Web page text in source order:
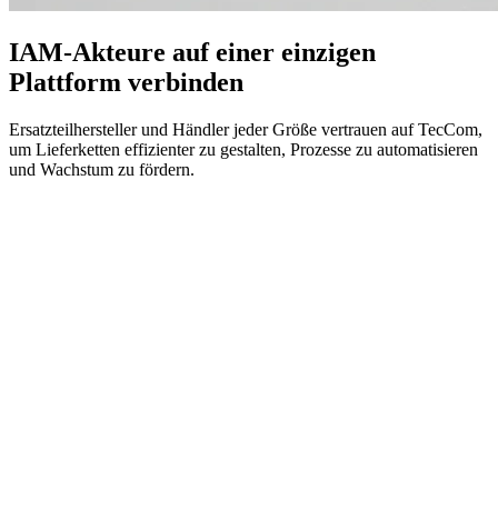
IAM-Akteure auf einer einzigen
Plattform verbinden
Ersatzteilhersteller und Händler jeder Größe vertrauen auf TecCom,
um Lieferketten effizienter zu gestalten, Prozesse zu automatisieren
und Wachstum zu fördern.